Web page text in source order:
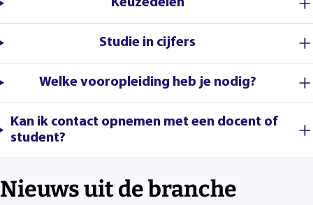
Keuzedelen
Studie in cijfers
Welke vooropleiding heb je nodig?
Kan ik contact opnemen met een docent of
student?
Nieuws uit de branche